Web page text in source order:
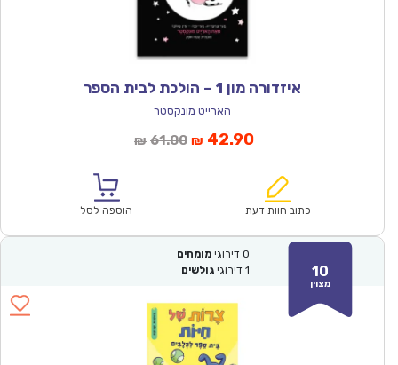
איזדורה מון 1 – הולכת לבית הספר
הארייט מונקסטר
₪ 61.00המחיר
₪61.00.
₪ 42.90המחיר
הוא:
כתוב חוות דעת הוספה לסל
10
מצוין
0 דירוגי מומחים
1 דירוגי גולשים